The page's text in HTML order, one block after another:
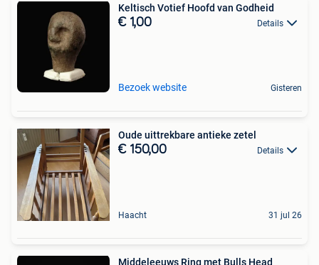
Keltisch Votief Hoofd van Godheid
€ 1,00 Details
Bezoek website Gisteren
Oude uittrekbare antieke zetel
€ 150,00 Details
Haacht 31 jul 26
Middeleeuws Ring met Bulls Head